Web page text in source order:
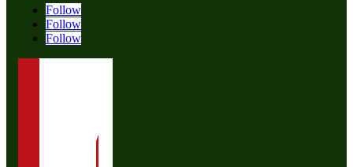
Follow
Follow
Follow